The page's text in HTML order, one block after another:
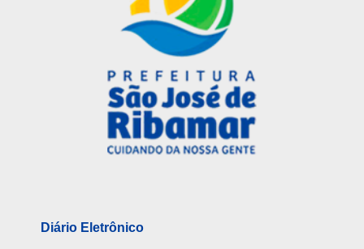
Diário Eletrônico